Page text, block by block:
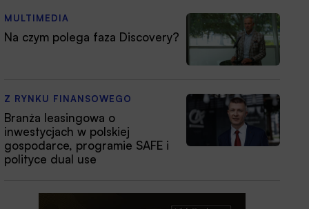
MULTIMEDIA
Na czym polega faza Discovery?
Z RYNKU FINANSOWEGO
Branża leasingowa o
inwestycjach w polskiej
gospodarce, programie SAFE i
polityce dual use